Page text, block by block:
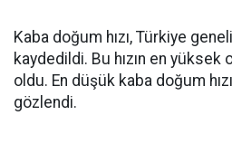
Kaba doğum hızı, Türkiye
kaydedildi. Bu hızın en yüksek
oldu. En düşük kaba doğum
gözlendi.